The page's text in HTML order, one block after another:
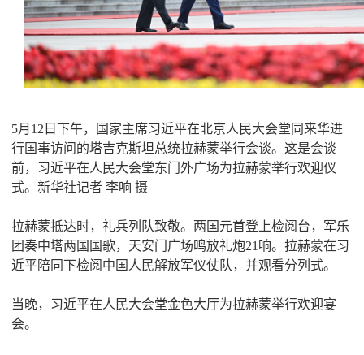
5月12日下午，国家主席习近平在北京人民大会堂同来华进
行国事访问的塔吉克斯坦总统拉赫蒙举行会谈。这是会谈
前，习近平在人民大会堂东门外广场为拉赫蒙举行欢迎仪
式。新华社记者 李响 摄
拉赫蒙抵达时，礼兵列队致敬。两国元首登上检阅台，军乐
团奏中塔两国国歌，天安门广场鸣放礼炮21响。拉赫蒙在习
近平陪同下检阅中国人民解放军仪仗队，并观看分列式。
当晚，习近平在人民大会堂金色大厅为拉赫蒙举行欢迎宴
会。